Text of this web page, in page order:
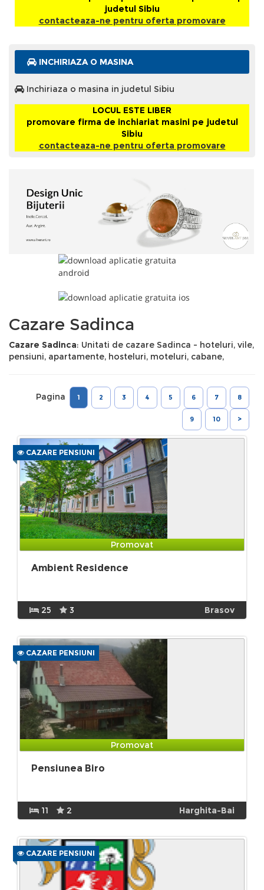
judetul Sibiu
contacteaza-ne pentru oferta promovare
INCHIRIAZA O MASINA
Inchiriaza o masina in judetul Sibiu
LOCUL ESTE LIBER
promovare firma de inchiariat masini pe judetul
Sibiu
contacteaza-ne pentru oferta promovare
Cazare Sadinca
Cazare Sadinca: Unitati de cazare Sadinca - hoteluri, vile,
pensiuni, apartamente, hosteluri, moteluri, cabane,
Pagina 1 2 3 4 5 6 7 8
9 10 >
CAZARE PENSIUNI
Promovat
Ambient Residence
25 3 Brasov
CAZARE PENSIUNI
Promovat
Pensiunea Biro
11 2 Harghita-Bai
CAZARE PENSIUNI